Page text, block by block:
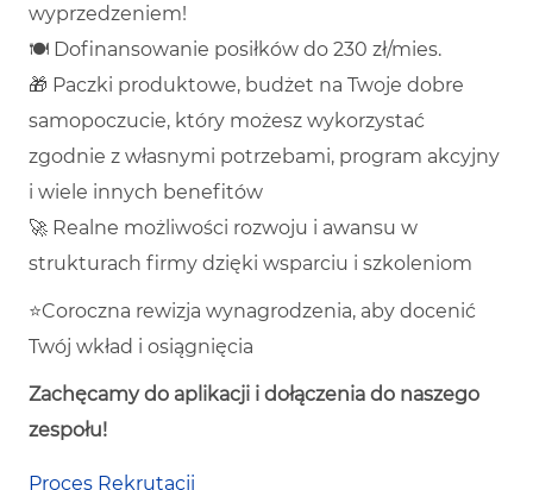
wyprzedzeniem!
🍽️ Dofinansowanie posiłków do 230 zł/mies.
🎁 Paczki produktowe, budżet na Twoje dobre
samopoczucie, który możesz wykorzystać
zgodnie z własnymi potrzebami, program akcyjny
i wiele innych benefitów
🚀 Realne możliwości rozwoju i awansu w
strukturach firmy dzięki wsparciu i szkoleniom
⭐Coroczna rewizja wynagrodzenia, aby docenić
Twój wkład i osiągnięcia
Zachęcamy do aplikacji i dołączenia do naszego
zespołu!
Proces Rekrutacji